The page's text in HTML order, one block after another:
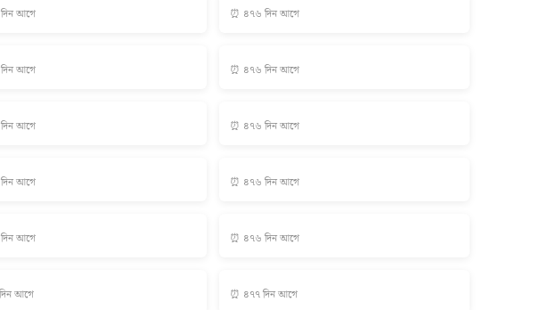
আগে ⏰ ৪৭৬ দিন আগে
আগে ⏰ ৪৭৬ দিন আগে
আগে ⏰ ৪৭৬ দিন আগে
আগে ⏰ ৪৭৬ দিন আগে
আগে ⏰ ৪৭৬ দিন আগে
আগে ⏰ ৪৭৭ দিন আগে